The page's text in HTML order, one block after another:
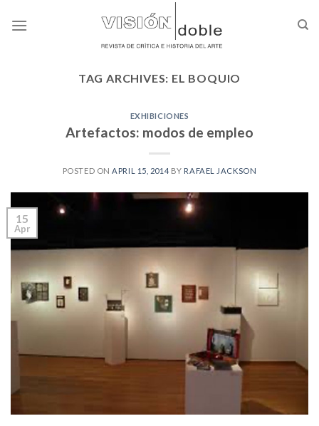
TAG ARCHIVES: EL BOQUIO
EXHIBICIONES
Artefactos: modos de empleo
POSTED ON APRIL 15, 2014 BY RAFAEL JACKSON
15
Apr